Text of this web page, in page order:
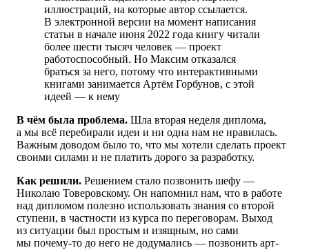
иллюстраций, на которые автор ссылается.
В электронной версии на момент написания
статьи в начале июня 2022 года книгу читали
более шести тысяч человек — проект
работоспособный. Но Максим отказался
браться за него, потому что интерактивными
книгами занимается Артём Горбунов, с этой
идеей — к нему
В чём была проблема. Шла вторая неделя диплома,
а мы всё перебирали идеи и ни одна нам не нравилась.
Важным доводом было то, что мы хотели сделать проект
своими силами и не платить дорого за разработку.
Как решили. Решением стало позвонить шефу —
Николаю Товеровскому. Он напомнил нам, что в работе
над дипломом полезно использовать знания со второй
ступени, в частности из курса по переговорам. Выход
из ситуации был простым и изящным, но сами
мы почему-то до него не додумались — позвонить арт-